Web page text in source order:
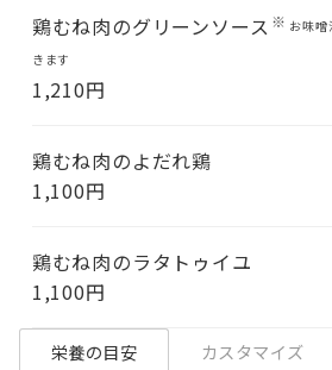
鶏むね肉のグリーンソース
お味噌
きます
1,210円
鶏むね肉のよだれ鶏
1,100円
鶏むね肉のラタトゥイユ
1,100円
栄養の目安 カスタマイズ